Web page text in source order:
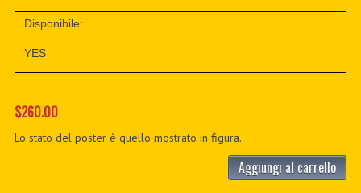
Disponibile:
YES
$260.00
Lo stato del poster è quello mostrato in figura.
Aggiungi al carrello